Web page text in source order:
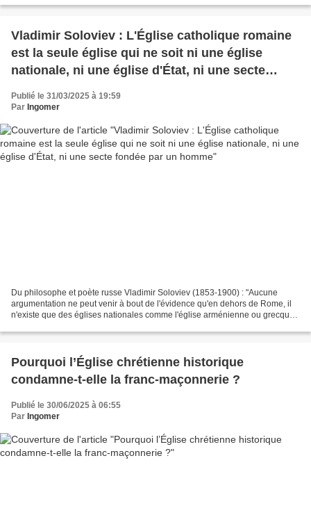
Vladimir Soloviev : L'Église catholique romaine
est la seule église qui ne soit ni une église
nationale, ni une église d'État, ni une secte
Publié le 31/03/2025 à 19:59
Par Ingomer
Du philosophe et poète russe Vladimir Soloviev (1853-1900) : "Aucune
argumentation ne peut venir à bout de l'évidence qu'en dehors de Rome, il
n'existe que des églises nationales comme l'église arménienne ou grecque,
Pourquoi l’Église chrétienne historique
condamne-t-elle la franc-maçonnerie ?
Publié le 30/06/2025 à 06:55
Par Ingomer